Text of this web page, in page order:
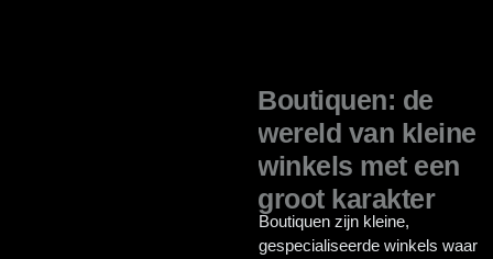
Boutiquen: de
wereld van kleine
winkels met een
groot karakter
Boutiquen zijn kleine,
gespecialiseerde winkels waar